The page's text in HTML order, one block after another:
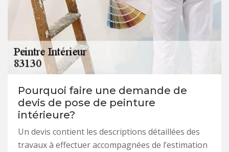
Pourquoi faire une demande de
devis de pose de peinture
intérieure?
Un devis contient les descriptions détaillées des
travaux à effectuer accompagnées de l’estimation